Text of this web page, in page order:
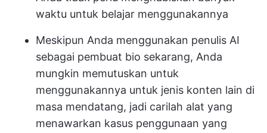
waktu untuk belajar menggunakannya
Meskipun Anda menggunakan penulis AI
sebagai pembuat bio sekarang, Anda
mungkin memutuskan untuk
menggunakannya untuk jenis konten lain di
masa mendatang, jadi carilah alat yang
menawarkan kasus penggunaan yang